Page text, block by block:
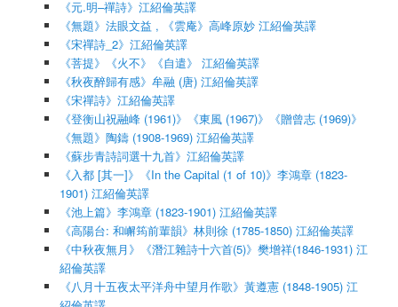
《元.明–禪詩》江紹倫英譯
《無題》法眼文益 , 《雲庵》高峰原妙 江紹倫英譯
《宋禪詩_2》江紹倫英譯
《菩提》《火不》《自遣》 江紹倫英譯
《秋夜醉歸有感》牟融 (唐) 江紹倫英譯
《宋禪詩》江紹倫英譯
《登衡山祝融峰 (1961)》《東風 (1967)》《贈曾志 (1969)》
《無題》陶鑄 (1908-1969) 江紹倫英譯
《蘇步青詩詞選十九首》江紹倫英譯
《入都 [其一]》《In the Capital (1 of 10)》李鴻章 (1823-
1901) 江紹倫英譯
《池上篇》李鴻章 (1823-1901) 江紹倫英譯
《高陽台: 和嶰筠前輩韻》林則徐 (1785-1850) 江紹倫英譯
《中秋夜無月》《潛江雜詩十六首(5)》樊增祥(1846-1931) 江
紹倫英譯
《八月十五夜太平洋舟中望月作歌》黃遵憲 (1848-1905) 江